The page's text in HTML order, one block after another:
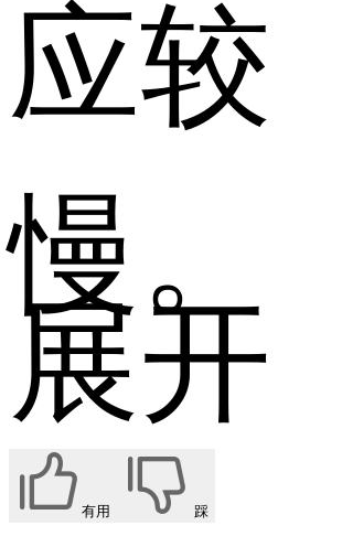
应较
慢。
展开
有用 踩